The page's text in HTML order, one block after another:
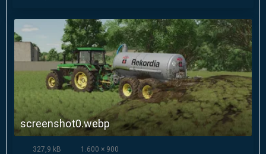
screenshot0.webp
327,9 kB 1.600 × 900